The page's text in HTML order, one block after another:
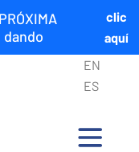
dando
clic
aquí
EN
ES